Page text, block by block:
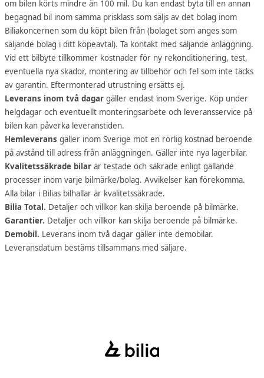
om bilen körts mindre än 100 mil. Du kan endast byta till en annan
begagnad bil inom samma prisklass som säljs av det bolag inom
Biliakoncernen som du köpt bilen från (bolaget som anges som
säljande bolag i ditt köpeavtal). Ta kontakt med säljande anläggning.
Vid ett bilbyte tillkommer kostnader för ny rekonditionering, test,
eventuella nya skador, montering av tillbehör och fel som inte täcks
av garantin. Eftermonterad utrustning ersätts ej.
Leverans inom två dagar gäller endast inom Sverige. Köp under
helgdagar och eventuellt monteringsarbete och leveransservice på
bilen kan påverka leveranstiden.
Hemleverans gäller inom Sverige mot en rörlig kostnad beroende
på avstånd till adress från anläggningen. Gäller inte nya lagerbilar.
Kvalitetssäkrade bilar är testade och säkrade enligt gällande
processer inom varje bilmärke/bolag. Avvikelser kan förekomma.
Alla bilar i Bilias bilhallar är kvalitetssäkrade.
Bilia Total. Detaljer och villkor kan skilja beroende på bilmärke.
Garantier. Detaljer och villkor kan skilja beroende på bilmärke.
Demobil. Leverans inom två dagar gäller inte demobilar.
Leveransdatum bestäms tillsammans med säljare.